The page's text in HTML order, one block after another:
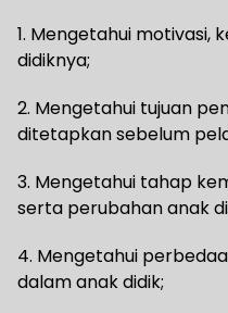
1. Mengetahui motivasi,
didiknya;
2. Mengetahui tujuan
ditetapkan sebelum
3. Mengetahui tahap
serta perubahan anak
4. Mengetahui
dalam anak didik;